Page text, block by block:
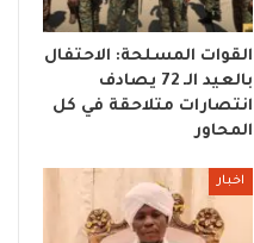
القوات المسلحة: الاحتفال
بالعيد الـ 72 يصادف
انتصارات متلاحقة في كل
المحاور
اخبار